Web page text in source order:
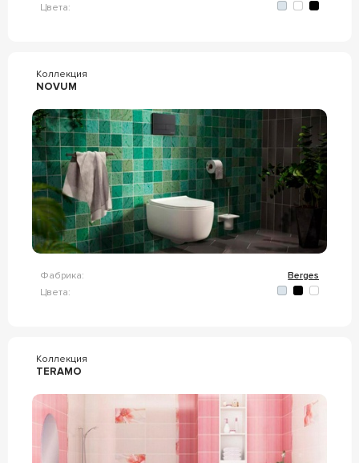
Цвета:
Коллекция
NOVUM
Фабрика:
Berges
Цвета:
Коллекция
TERAMO